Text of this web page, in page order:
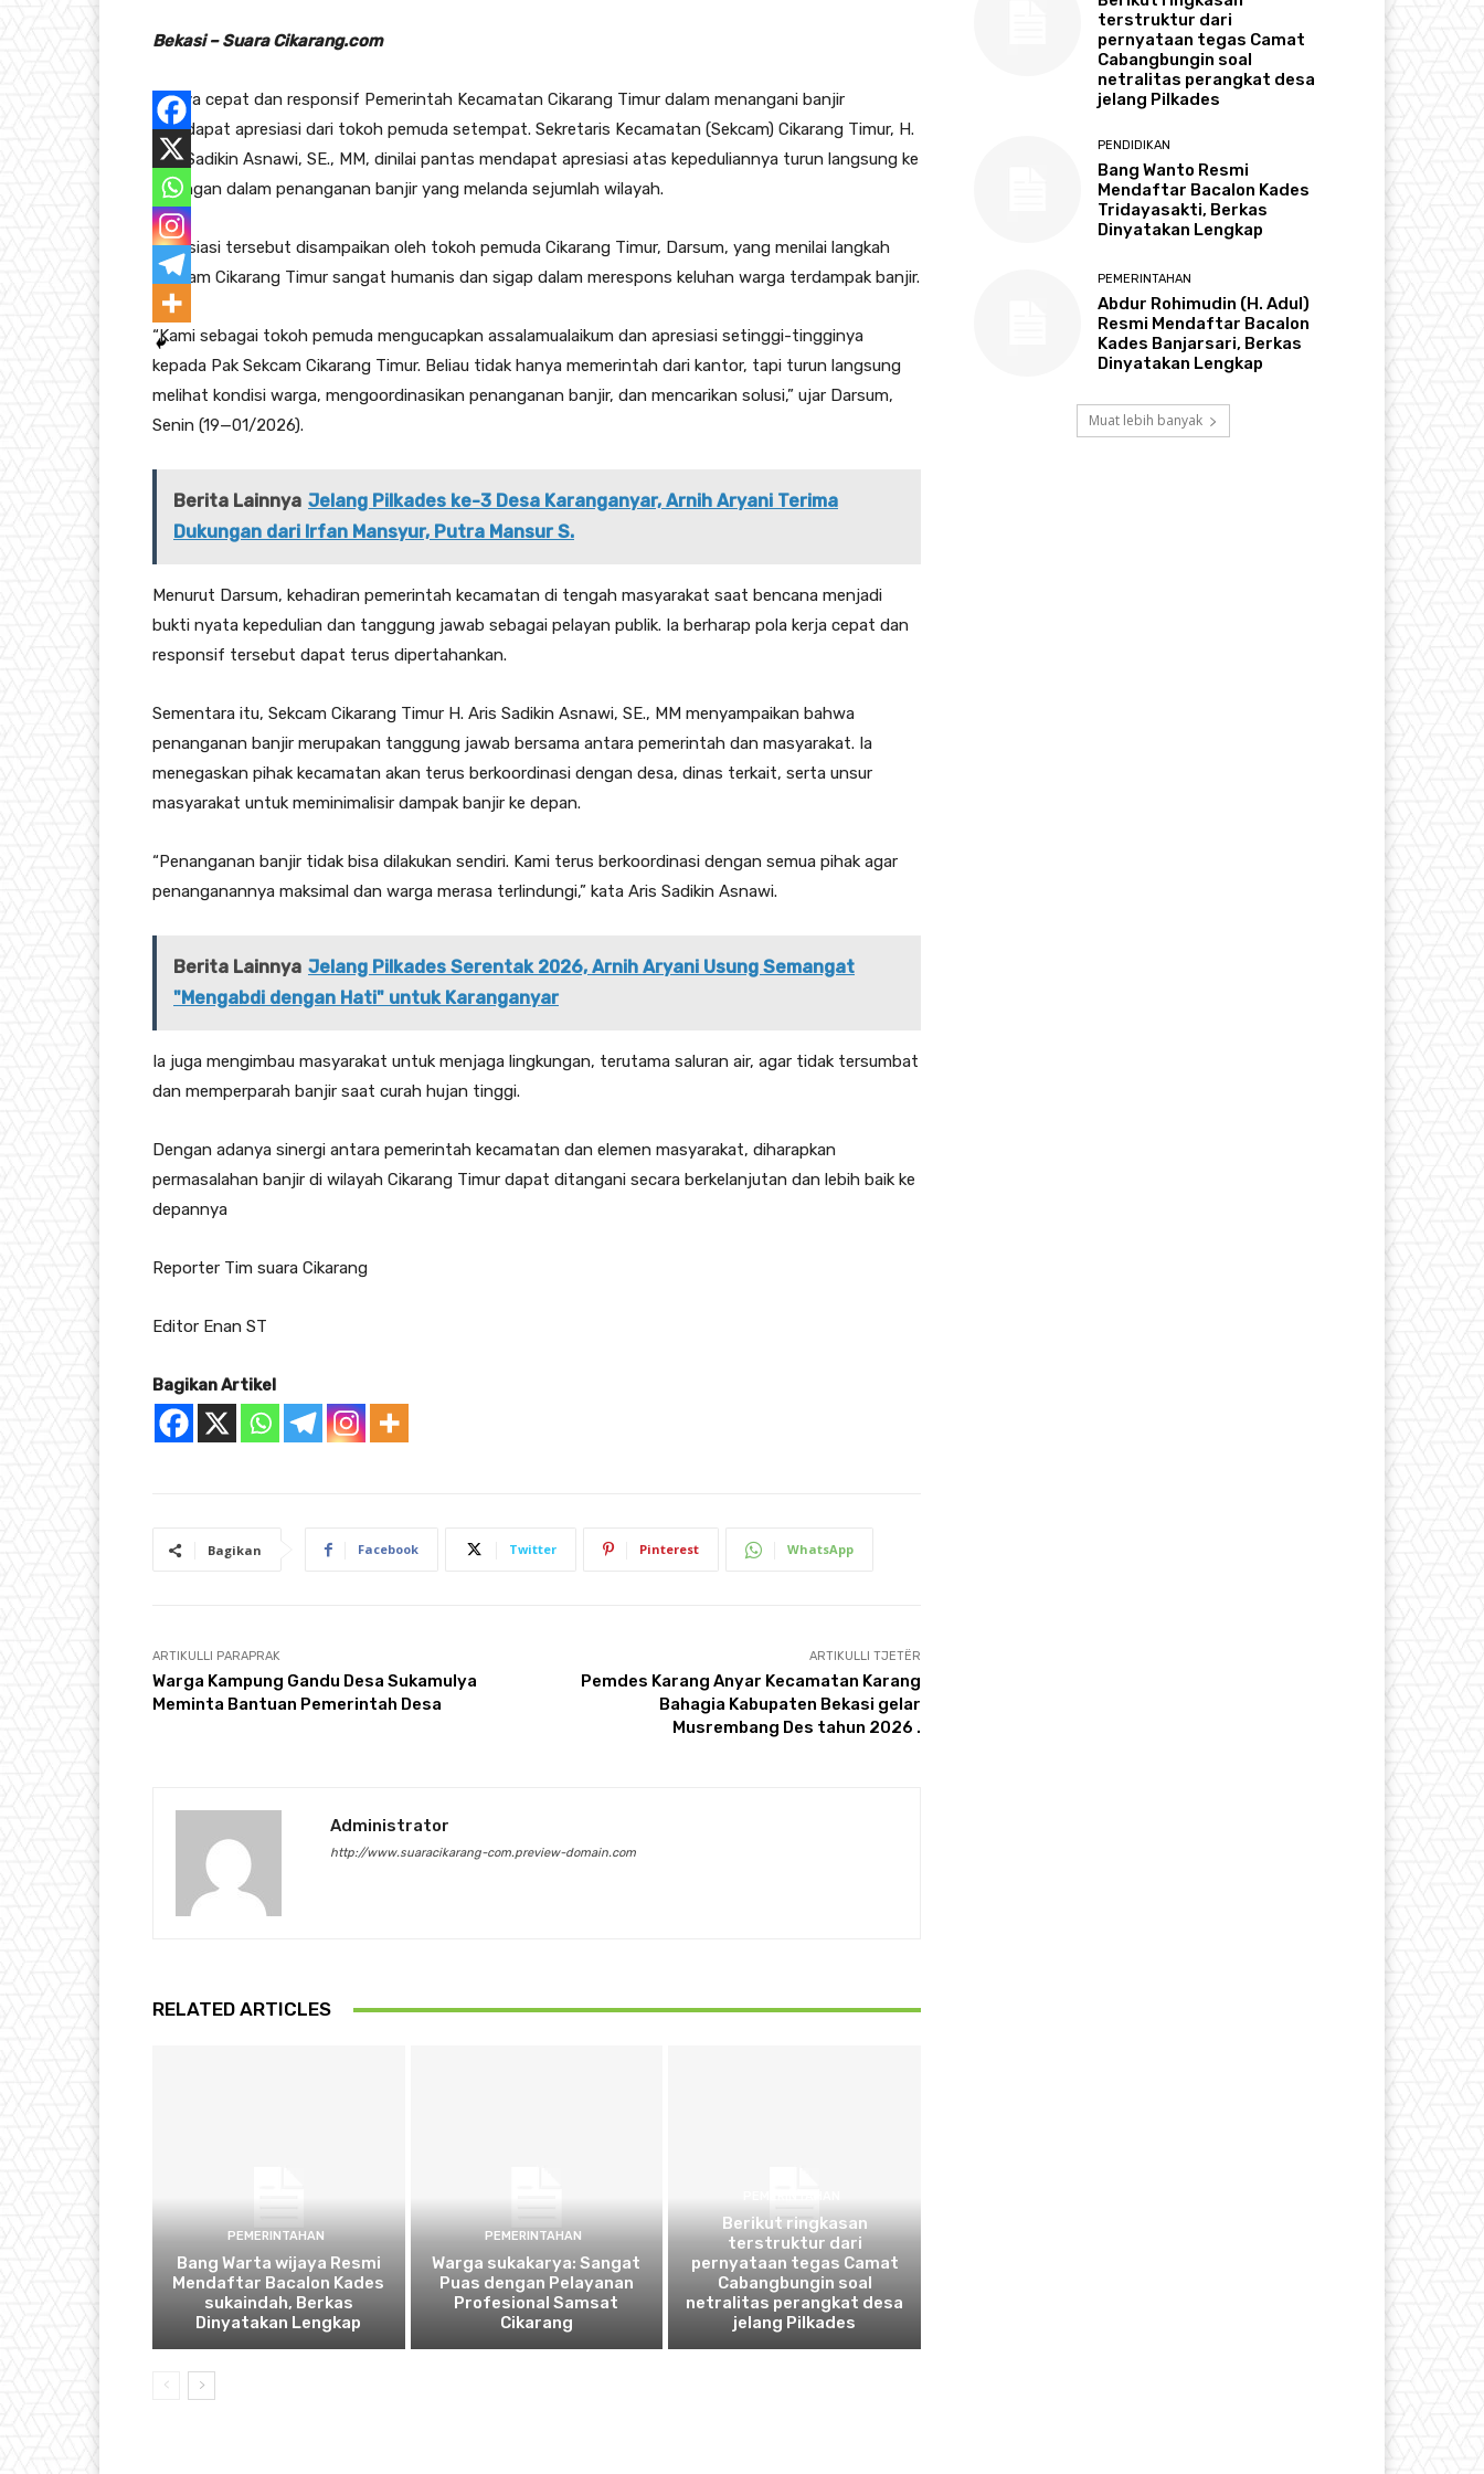
Bekasi – Suara Cikarang.com
Upaya cepat dan responsif Pemerintah Kecamatan Cikarang Timur dalam menangani banjir
mendapat apresiasi dari tokoh pemuda setempat. Sekretaris Kecamatan (Sekcam) Cikarang Timur, H.
Aris Sadikin Asnawi, SE., MM, dinilai pantas mendapat apresiasi atas kepeduliannya turun langsung ke
lapangan dalam penanganan banjir yang melanda sejumlah wilayah.
Apresiasi tersebut disampaikan oleh tokoh pemuda Cikarang Timur, Darsum, yang menilai langkah
Sekcam Cikarang Timur sangat humanis dan sigap dalam merespons keluhan warga terdampak banjir.
“Kami sebagai tokoh pemuda mengucapkan assalamualaikum dan apresiasi setinggi-tingginya
kepada Pak Sekcam Cikarang Timur. Beliau tidak hanya memerintah dari kantor, tapi turun langsung
melihat kondisi warga, mengoordinasikan penanganan banjir, dan mencarikan solusi,” ujar Darsum,
Senin (19—01/2026).
Berita Lainnya Jelang Pilkades ke-3 Desa Karanganyar, Arnih Aryani Terima
Dukungan dari Irfan Mansyur, Putra Mansur S.
Menurut Darsum, kehadiran pemerintah kecamatan di tengah masyarakat saat bencana menjadi
bukti nyata kepedulian dan tanggung jawab sebagai pelayan publik. Ia berharap pola kerja cepat dan
responsif tersebut dapat terus dipertahankan.
Sementara itu, Sekcam Cikarang Timur H. Aris Sadikin Asnawi, SE., MM menyampaikan bahwa
penanganan banjir merupakan tanggung jawab bersama antara pemerintah dan masyarakat. Ia
menegaskan pihak kecamatan akan terus berkoordinasi dengan desa, dinas terkait, serta unsur
masyarakat untuk meminimalisir dampak banjir ke depan.
“Penanganan banjir tidak bisa dilakukan sendiri. Kami terus berkoordinasi dengan semua pihak agar
penanganannya maksimal dan warga merasa terlindungi,” kata Aris Sadikin Asnawi.
Berita Lainnya Jelang Pilkades Serentak 2026, Arnih Aryani Usung Semangat
"Mengabdi dengan Hati" untuk Karanganyar
Ia juga mengimbau masyarakat untuk menjaga lingkungan, terutama saluran air, agar tidak tersumbat
dan memperparah banjir saat curah hujan tinggi.
Dengan adanya sinergi antara pemerintah kecamatan dan elemen masyarakat, diharapkan
permasalahan banjir di wilayah Cikarang Timur dapat ditangani secara berkelanjutan dan lebih baik ke
depannya
Reporter Tim suara Cikarang
Editor Enan ST
Bagikan Artikel
Bagikan Facebook Twitter Pinterest WhatsApp
ARTIKULLI PARAPRAK
Warga Kampung Gandu Desa Sukamulya
Meminta Bantuan Pemerintah Desa
ARTIKULLI TJETËR
Pemdes Karang Anyar Kecamatan Karang
Bahagia Kabupaten Bekasi gelar
Musrembang Des tahun 2026 .
Administrator
http://www.suaracikarang-com.preview-domain.com
RELATED ARTICLES
PEMERINTAHAN
Bang Warta wijaya Resmi
Mendaftar Bacalon Kades
sukaindah, Berkas
Dinyatakan Lengkap
PEMERINTAHAN
Warga sukakarya: Sangat
Puas dengan Pelayanan
Profesional Samsat
Cikarang
Berikut ringkasan
terstruktur dari
pernyataan tegas Camat
Cabangbungin soal
netralitas perangkat desa
jelang Pilkades
terstruktur dari
pernyataan tegas Camat
Cabangbungin soal
netralitas perangkat desa
jelang Pilkades
PENDIDIKAN
Bang Wanto Resmi
Mendaftar Bacalon Kades
Tridayasakti, Berkas
Dinyatakan Lengkap
PEMERINTAHAN
Abdur Rohimudin (H. Adul)
Resmi Mendaftar Bacalon
Kades Banjarsari, Berkas
Dinyatakan Lengkap
Muat lebih banyak